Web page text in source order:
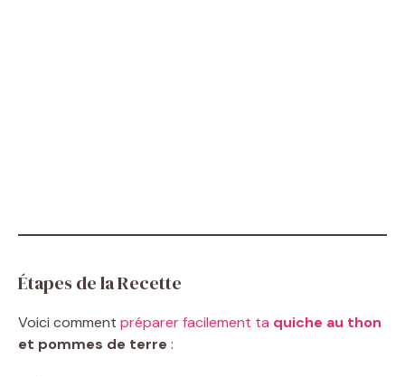
Étapes de la Recette
Voici comment préparer facilement ta quiche au thon
et pommes de terre :